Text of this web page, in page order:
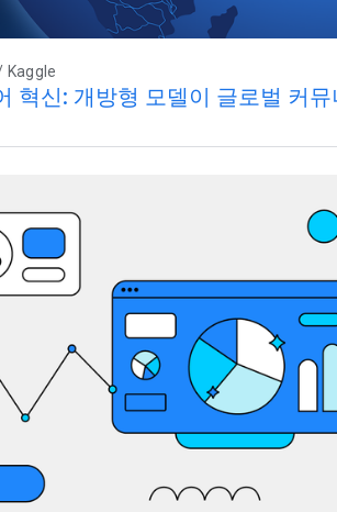
Kaggle
혁신: 개방형 모델이 글로벌 커